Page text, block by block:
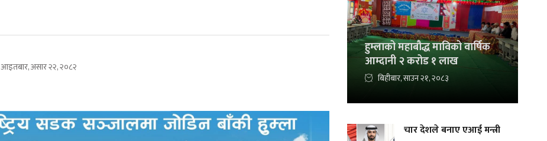
आइतबार, असार २२, २०८२
हुम्लाको महाबौद्ध माविको वार्षिक
आम्दानी २ करोड १ लाख
बिहीबार, साउन २१, २०८३
चार देशले बनाए एआई मन्त्री